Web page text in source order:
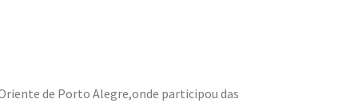
de Porto Alegre,onde participou das